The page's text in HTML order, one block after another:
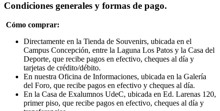
Condiciones generales y formas de pago.
Cómo comprar:
Directamente en la Tienda de Souvenirs, ubicada en el
Campus Concepción, entre la Laguna Los Patos y la Casa del
Deporte, que recibe pagos en efectivo, cheques al día y
tarjetas de crédito/débito.
En nuestra Oficina de Informaciones, ubicada en la Galería
del Foro, que recibe pagos en efectivo y cheques al día.
En la Casa de Exalumnos UdeC, ubicada en Ed. Larenas 120,
primer piso, que recibe pagos en efectivo, cheques al día y